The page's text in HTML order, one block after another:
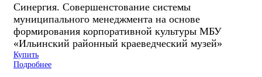
Синергия. Cовершенстование системы
муниципального менеджмента на основе
формирования корпоративной культуры МБУ
«Ильинский районный краеведческий музей»
Купить
Подробнее